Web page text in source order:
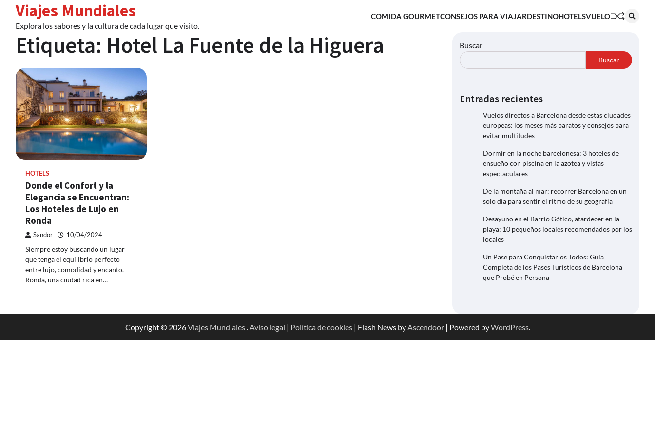
content
Viajes Mundiales
Explora los sabores y la cultura de cada lugar que visito.
COMIDA GOURMETCONSEJOS PARA VIAJARDESTINOHOTELSVUELO
Etiqueta: Hotel La Fuente de la Higuera
HOTELS
Donde el Confort y la
Elegancia se Encuentran:
Los Hoteles de Lujo en
Ronda
Sandor 10/04/2024
Siempre estoy buscando un lugar
que tenga el equilibrio perfecto
entre lujo, comodidad y encanto.
Ronda, una ciudad rica en…
Buscar
Buscar
Entradas recientes
Vuelos directos a Barcelona desde estas ciudades
europeas: los meses más baratos y consejos para
evitar multitudes
Dormir en la noche barcelonesa: 3 hoteles de
ensueño con piscina en la azotea y vistas
espectaculares
De la montaña al mar: recorrer Barcelona en un
solo día para sentir el ritmo de su geografía
Desayuno en el Barrio Gótico, atardecer en la
playa: 10 pequeños locales recomendados por los
locales
Un Pase para Conquistarlos Todos: Guía
Completa de los Pases Turísticos de Barcelona
que Probé en Persona
Copyright © 2026Viajes Mundiales.Aviso legal | Política de cookies| Flash News byAscendoor| Powered byWordPress.